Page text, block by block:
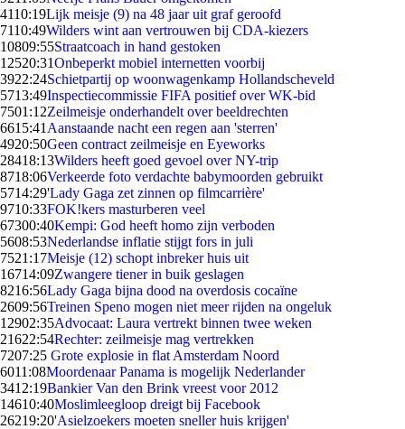
4110:19Lijk meisje (9) na 48 jaar uit graf geroofd
7110:49Wilders wint aan vertrouwen bij CDA-kiezers
10809:55Straatcoach in hand gestoken
12520:31Onbeperkt mobiel internetten voorbij
3922:24Schietpartij op woonwagenkamp Hollandscheveld
5713:49Inspectiecommissie FIFA positief over WK-bid
7501:12Zeilmeisje onderhandelt over beeldrechten
6615:41 Aanstaande nacht een regen aan 'sterren'
4920:50Geen contract zeilmeisje en Eyeworks
28418:13Wilders heeft goed gevoel over NY-trip
8718:06Verkeerde foto verdachte babymoorden gebruikt
5714:29'Lady Gaga zet zinnen op filmcarrière'
9710:33FOK!kers masturberen veel
67300:40Kempi: God heeft homo zijn verboden
5608:53Nederlandse inflatie stijgt fors in juli
7521:17Meisje (12) schopt inbreker huis uit
16714:09Zwangere tiener in buik geslagen
8216:56Lady Gaga bijna dood na overdosis cocaïne
2609:56Treinen Speno mogen niet meer rijden na ongeluk
12902:35Advocaat: Laura vertrekt binnen twee weken
21622:54Rechter: zeilmeisje mag vertrekken
7207:25 Grote explosie in flat Amsterdam Noord
6011:08Moordenaar Panama is mogelijk Nederlander
3412:19Bankier Van den Brink vreest voor 2012
14610:40Moslimleegloop dreigt bij Facebook
26219:20'Asielzoekers moeten sneller huis krijgen'